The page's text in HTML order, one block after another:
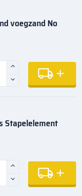
voegzand No
Stapelelement